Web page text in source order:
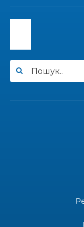
13:33
30 лип
«Дві
Одна з